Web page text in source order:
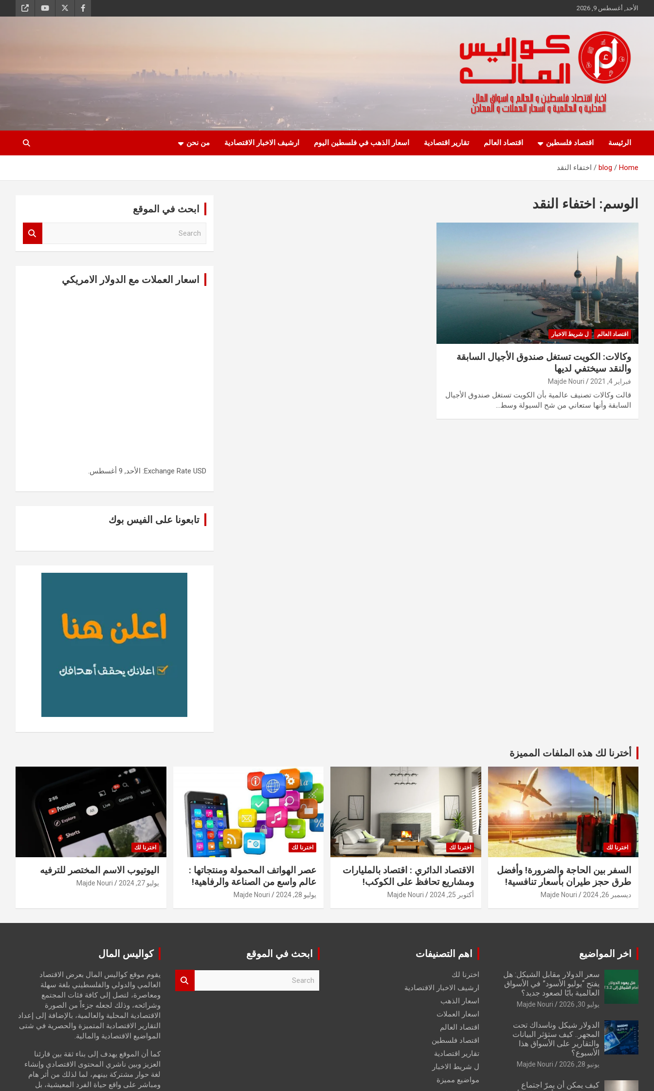
to
الأحد, أغسطس 9, 2026
كواليس المال
الرئيسة اقتصاد فلسطين اقتصاد العالم تقارير اقتصادية اسعار الذهب في فلسطين اليوم ارشيف الاخبار الاقتصادية من نحن
Home
blog اختفاء النقد
الوسم: اختفاء النقد
اقتصاد العالم ل شريط الاخبار
وكالات: الكويت تستغل صندوق الأجيال السابقة
والنقد سيختفي لديها
فبراير 4, 2021 Majde Nouri
قالت وكالات تصنيف عالمية بأن الكويت تستغل صندوق الأجيال
السابقة وأنها ستعاني من شح السيولة وسط…
ابحث في الموقع
اسعار العملات مع الدولار الامريكي
Exchange Rate USD : الأحد, 9 أغسطس.
تابعونا على الفيس بوك
أخترنا لك هذه الملفات المميزة
اخترنا لك
السفر بين الحاجة والضرورة! وأفضل
طرق حجز طيران بأسعار تنافسية!
ديسمبر 26, 2024 Majde Nouri
اخترنا لك
الاقتصاد الدائري : اقتصاد بالمليارات
ومشاريع تحافظ على الكوكب!
أكتوبر 25, 2024 Majde Nouri
اخترنا لك
عصر الهواتف المحمولة ومنتجاتها :
عالم واسع من الصناعة والرفاهية!
يوليو 28, 2024 Majde Nouri
اخترنا لك
اليوتيوب الاسم المختصر للترفيه
يوليو 27, 2024 Majde Nouri
اخر المواضيع
سعر الدولار مقابل الشيكل: هل
يفتح “يوليو الأسود” في الأسواق
العالمية بابًا لصعود جديد؟
يوليو 30, 2026 Majde Nouri
الدولار شيكل وناسداك تحت
المجهر.. كيف ستؤثر البيانات
والتقارير على الأسواق هذا
الأسبوع؟
يونيو 28, 2026 Majde Nouri
كيف يمكن أن يمرّ اجتماع
اهم التصنيفات
اخترنا لك
ارشيف الاخبار الاقتصادية
اسعار الذهب
اسعار العملات
اقتصاد العالم
اقتصاد فلسطين
تقارير اقتصادية
ل شريط الاخبار
مواضيع مميزة
ابحث في الموقع كواليس المال
يقوم موقع كواليس المال بعرض الاقتصاد
العالمي والدولي والفلسطيني بلغة سهلة
ومعاصرة، لتصل إلى كافة فئات المجتمع
وشرائحه، وذلك لجعله جزءاً من الصورة
الاقتصادية المحلية والعالمية، بالإضافة إلى إعداد
التقارير الاقتصادية المتميزة والحصرية في شتى
المواضيع الاقتصادية والمالية.
كما أن الموقع يهدف إلى بناء ثقة بين قارئنا
العزيز وبين ناشري المحتوى الاقتصادي وإنشاء
لغة حوار مشتركة بينهم، لما لذلك من أثر هام
ومباشر على واقع حياة الفرد المعيشية، بل